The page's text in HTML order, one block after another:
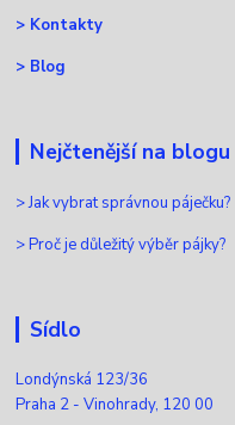
> Kontakty
> Blog
Nejčtenější na blogu
>Jak vybrat správnou páječku?
>Proč je důležitý výběr pájky?
Sídlo
Londýnská 123/36
Praha 2 - Vinohrady, 120 00